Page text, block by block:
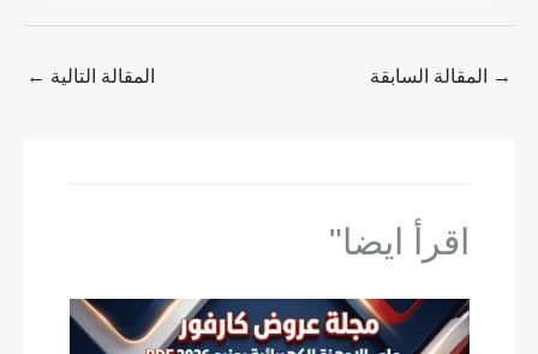
→ المقالة السابقة المقالة التالية ←
اقرأ ايضا"